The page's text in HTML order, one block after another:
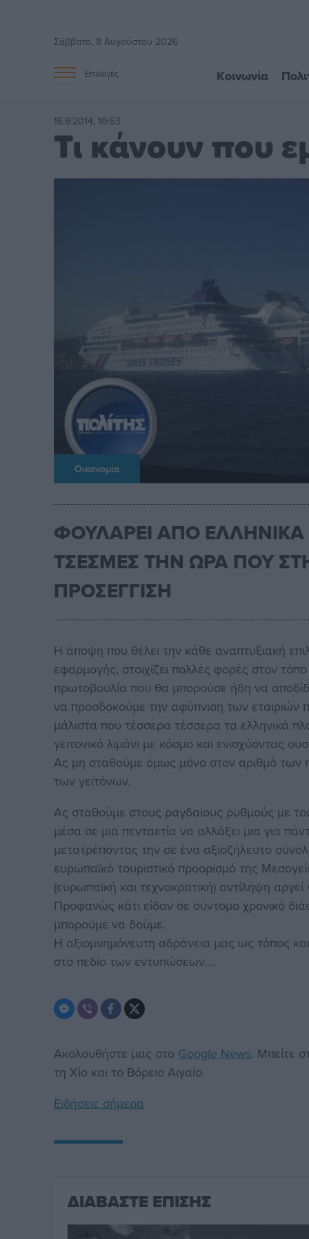
Σάββατο, 8 Αυγούστου 2026
Επιλογές Κοινωνία
16.9.2014, 10:53
Τι κάνουν που
Οικονομία
ΦΟΥΛΑΡΕΙ ΑΠΟ
ΤΣΕΣΜΕΣ ΤΗΝ ΩΡΑ ΠΟΥ
ΠΡΟΣΕΓΓΙΣΗ
Η άποψη που θέλει την κάθε αναπτυξιακή
εφαρμογής, στοιχίζει πολλές φορές στον
πρωτοβουλία που θα μπορούσε ήδη να
να προσδοκούμε την αφύπνιση των εταιριών
μάλιστα που τέσσερα τέσσερα τα ελληνικά
γειτονικό λιμάνι με κόσμο και ενισχύοντας
Ας μη σταθούμε όμως μόνο στον αριθμό των
των γειτόνων.
Ας σταθούμε στους ραγδαίους ρυθμούς με
μέσα σε μια πενταετία να αλλάξει μια για
μετατρέποντας την σε ένα αξιοζήλευτο
ευρωπαϊκό τουριστικό προορισμό της
(ευρωπαϊκή και τεχνοκρατική) αντίληψη αργεί
Προφανώς κάτι είδαν σε σύντομο χρονικό
μπορούμε να δούμε.
Η αξιομνημόνευτη αδράνεια μας ως τόπος
στο πεδίο των εντυπώσεων....
Ακολουθήστε μας στο Google News. Μπείτε
τη Χίο και το Βόρειο Αιγαίο.
Ειδήσεις σήμερα
ΔΙΑΒΑΣΤΕ ΕΠΙΣΗΣ